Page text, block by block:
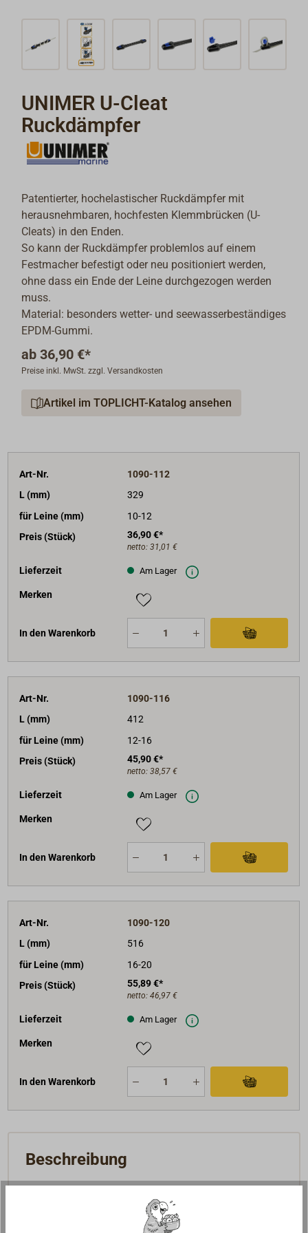
UNIMER U-Cleat
Ruckdämpfer
Patentierter, hochelastischer Ruckdämpfer mit
herausnehmbaren, hochfesten Klemmbrücken (U-
Cleats) in den Enden.
So kann der Ruckdämpfer problemlos auf einem
Festmacher befestigt oder neu positioniert werden,
ohne dass ein Ende der Leine durchgezogen werden
muss.
Material: besonders wetter- und seewasserbeständiges
EPDM-Gummi.
ab 36,90 €*
Preise inkl. MwSt. zzgl. Versandkosten
Artikel im TOPLICHT-Katalog ansehen
Art-Nr.
1090-112
L (mm)
329
für Leine (mm)
10-12
Preis (Stück)
36,90 €*
netto: 31,01 €
Lieferzeit Am Lager
Merken
In den Warenkorb
Art-Nr.
1090-116
L (mm)
412
für Leine (mm)
12-16
Preis (Stück)
45,90 €*
netto: 38,57 €
Lieferzeit Am Lager
Merken
In den Warenkorb
Art-Nr.
1090-120
L (mm)
516
für Leine (mm)
16-20
Preis (Stück)
55,89 €*
netto: 46,97 €
Lieferzeit Am Lager
Merken
In den Warenkorb
Beschreibung
Patentierter, hochelastischer Ruckdämpfer mit
herausnehmbaren, hochfesten Klemmbrücken (U-